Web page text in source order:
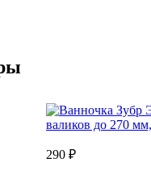
290 ₽